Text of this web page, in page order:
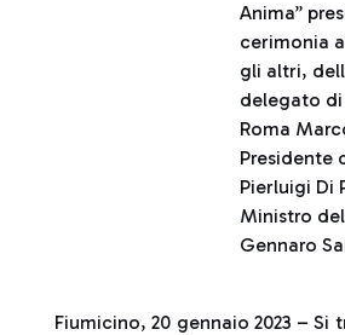
Anima”
cerimonia
gli altri,
delegato
Roma
Presidente
Pierluigi Di
Ministro
Gennaro
Fiumicino, 20 gennaio 2023 – Si